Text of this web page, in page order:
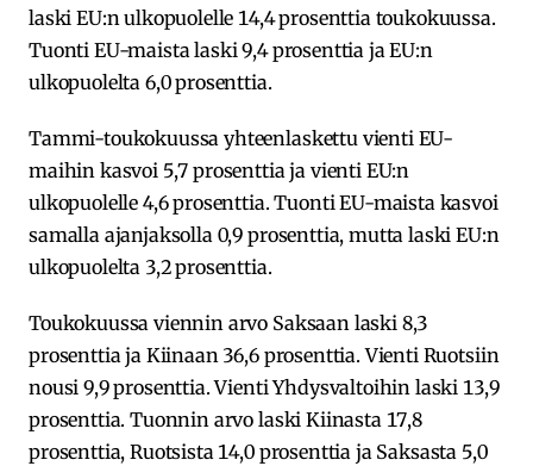
laski EU:n ulkopuolelle 14,4 prosenttia toukokuussa.
Tuonti EU-maista laski 9,4 prosenttia ja EU:n
ulkopuolelta 6,0 prosenttia.
Tammi-toukokuussa yhteenlaskettu vienti EU-
maihin kasvoi 5,7 prosenttia ja vienti EU:n
ulkopuolelle 4,6 prosenttia. Tuonti EU-maista kasvoi
samalla ajanjaksolla 0,9 prosenttia, mutta laski EU:n
ulkopuolelta 3,2 prosenttia.
Toukokuussa viennin arvo Saksaan laski 8,3
prosenttia ja Kiinaan 36,6 prosenttia. Vienti Ruotsiin
nousi 9,9 prosenttia. Vienti Yhdysvaltoihin laski 13,9
prosenttia. Tuonnin arvo laski Kiinasta 17,8
prosenttia, Ruotsista 14,0 prosenttia ja Saksasta 5,0